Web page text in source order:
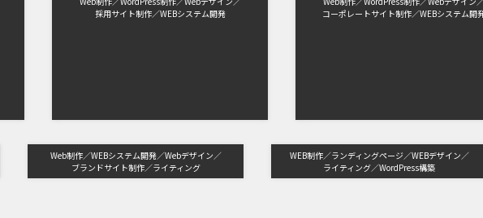
採用サイト制作
WEBシステム開発
コーポレートサイト制作
WEBシステム開発
Web制作 WEBシステム開発
Webデザイン
ブランドサイト制作
ライティング
WEB制作 ランディングページ
WEBデザイン
ライティング
WordPress構築